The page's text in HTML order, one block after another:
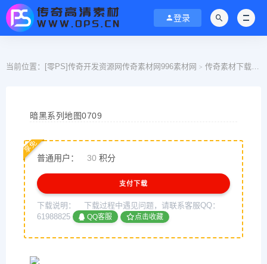
登录
当前位置： [零PS]传奇开发资源网传奇素材网996素材网 > 传奇素材下载
暗黑系列地图0709
普通用户： 30 积分
享免
支付下载
下载说明：
下载过程中遇见问题，请联系客服QQ：
61988825
QQ客服 点击收藏